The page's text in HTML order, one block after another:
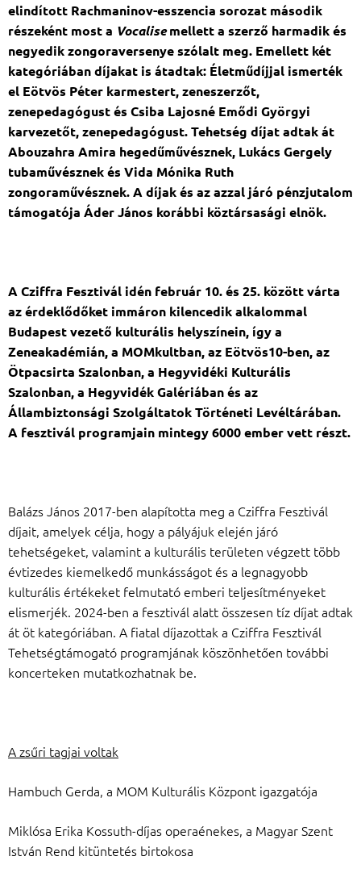
elindított Rachmaninov-esszencia sorozat második
részeként most a Vocalisemellett a szerző harmadik és
negyedik zongoraversenye szólalt meg. Emellett két
kategóriában díjakat is átadtak: Életműdíjjal ismerték
el Eötvös Péter karmestert, zeneszerzőt,
zenepedagógust és Csiba Lajosné Emődi Györgyi
karvezetőt, zenepedagógust. Tehetség díjat adtak át
Abouzahra Amira hegedűművésznek, Lukács Gergely
tubaművésznek és Vida Mónika Ruth
zongoraművésznek. A díjak és az azzal járó pénzjutalom
támogatója Áder János korábbi köztársasági elnök.
A Cziffra Fesztivál idén február 10. és 25. között várta
az érdeklődőket immáron kilencedik alkalommal
Budapest vezető kulturális helyszínein, így a
Zeneakadémián, a MOMkultban, az Eötvös10-ben, az
Ötpacsirta Szalonban, a Hegyvidéki Kulturális
Szalonban, a Hegyvidék Galériában és az
Állambiztonsági Szolgáltatok Történeti Levéltárában.
A fesztivál programjain mintegy 6000 ember vett részt.
Balázs János 2017-ben alapította meg a Cziffra Fesztivál
díjait, amelyek célja, hogy a pályájuk elején járó
tehetségeket, valamint a kulturális területen végzett több
évtizedes kiemelkedő munkásságot és a legnagyobb
kulturális értékeket felmutató emberi teljesítményeket
elismerjék. 2024-ben a fesztivál alatt összesen tíz díjat adtak
át öt kategóriában. A fiatal díjazottak a Cziffra Fesztivál
Tehetségtámogató programjának köszönhetően további
koncerteken mutatkozhatnak be.
A zsűri tagjai voltak
Hambuch Gerda, a MOM Kulturális Központ igazgatója
Miklósa Erika Kossuth-díjas operaénekes, a Magyar Szent
István Rend kitüntetés birtokosa